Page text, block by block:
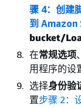
骤 4：创建
到 Amazon
bucket/
在常规选项、
用程序的设
选择身份验
置步骤 2：